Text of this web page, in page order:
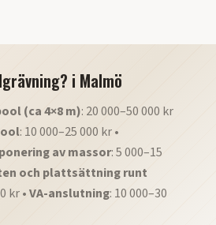
i Malmö
(ca 4×8 m): 20 000–50 000 kr
: 10 000–25 000 kr •
av massor: 5 000–15
och plattsättning runt
kr •VA-anslutning: 10 000–30